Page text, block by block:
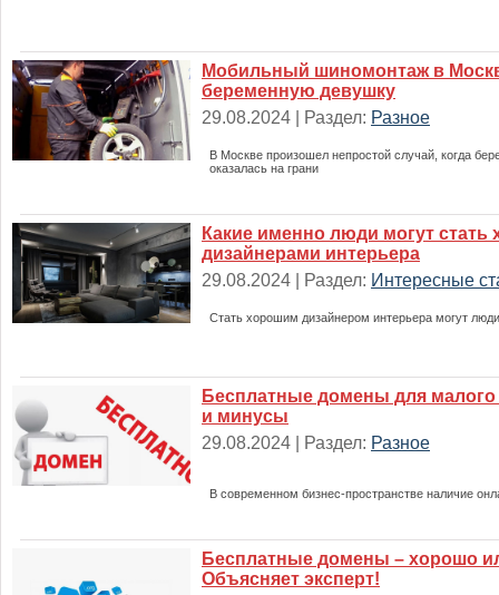
Мобильный шиномонтаж в
беременную девушку
29.08.2024 | Раздел: Разное
В Москве произошел непростой случай, когда
оказалась на грани
Какие именно люди могут
дизайнерами интерьера
29.08.2024 | Раздел: Интересные
Стать хорошим дизайнером интерьера могут
Бесплатные домены для
и минусы
29.08.2024 | Раздел: Разное
В современном бизнес-пространстве наличие
Бесплатные домены – хорошо
Объясняет эксперт!